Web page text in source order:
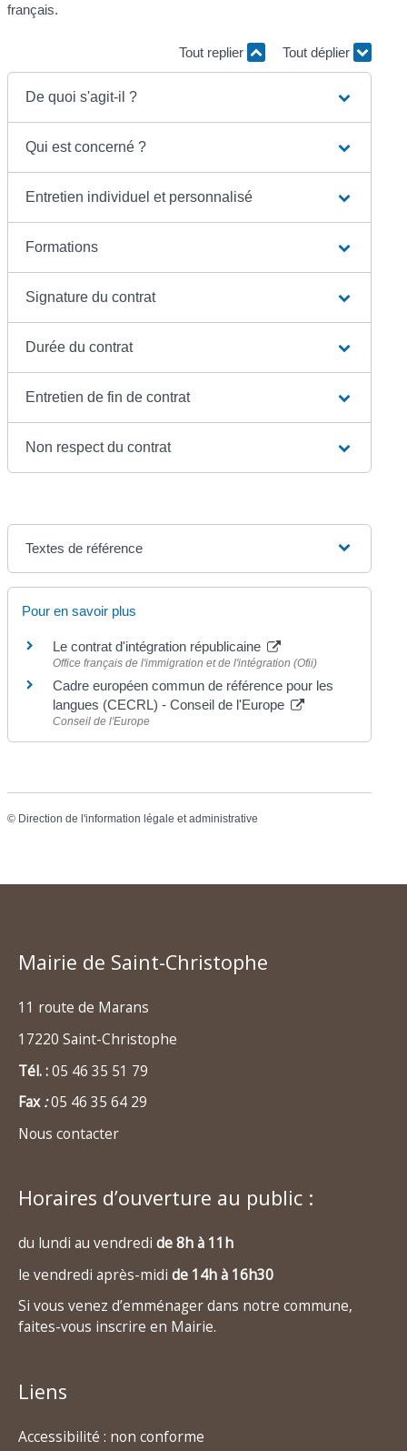
français.
Tout replier Tout déplier
De quoi s'agit-il ?
Qui est concerné ?
Entretien individuel et personnalisé
Formations
Signature du contrat
Durée du contrat
Entretien de fin de contrat
Non respect du contrat
Textes de référence
Pour en savoir plus
Le contrat d'intégration républicaine
Office français de l'immigration et de l'intégration (Ofii)
Cadre européen commun de référence pour les
langues (CECRL) - Conseil de l'Europe
Conseil de l'Europe
© Direction de l'information légale et administrative
Mairie de Saint-Christophe
11 route de Marans
17220 Saint-Christophe
Tél. :05 46 35 51 79
Fax:05 46 35 64 29
Nous contacter
Horaires d’ouverture au public :
du lundi au vendredi de 8h à 11h
le vendredi après-midi de 14h à 16h30
Si vous venez d’emménager dans notre commune,
faites-vous inscrire en Mairie.
Liens
Accessibilité : non conforme